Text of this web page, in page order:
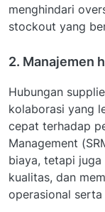
menghindari
stockout yang
2. Manajemen
Hubungan
kolaborasi yang
cepat terhadap
Management
biaya, tetapi
kualitas, dan
operasional